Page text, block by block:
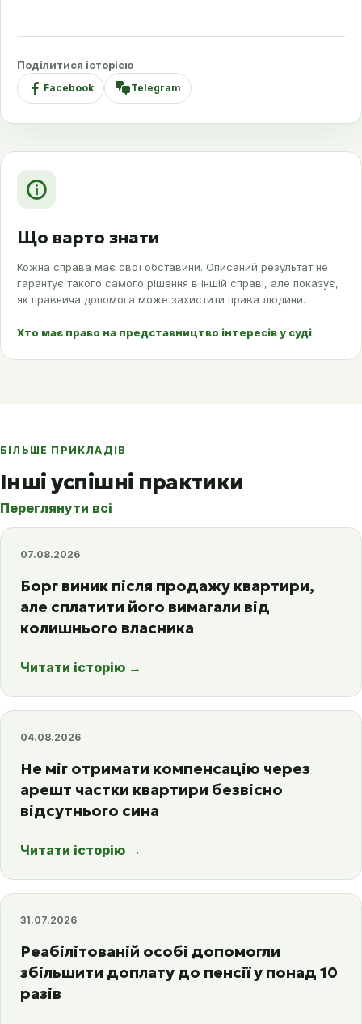
Поділитися історією
Facebook Telegram
Що варто знати
Кожна справа має свої обставини. Описаний результат не
гарантує такого самого рішення в іншій справі, але показує,
як правнича допомога може захистити права людини.
Хто має право на представництво інтересів у суді
БІЛЬШЕ ПРИКЛАДІВ
Інші успішні практики
Переглянути всі
07.08.2026
Борг виник після продажу квартири,
але сплатити його вимагали від
колишнього власника
Читати історію →
04.08.2026
Не міг отримати компенсацію через
арешт частки квартири безвісно
відсутнього сина
Читати історію →
31.07.2026
Реабілітованій особі допомогли
збільшити доплату до пенсії у понад 10
разів